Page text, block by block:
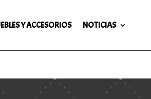
Y ACCESORIOS NOTICIAS